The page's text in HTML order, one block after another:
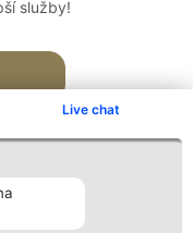
Live chat
služby!